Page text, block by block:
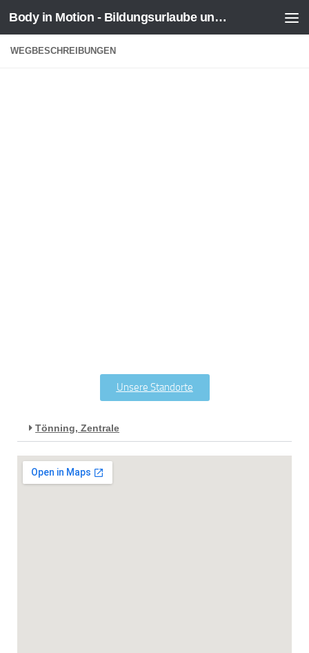
Zum Inhalt springen Body in Motion - Bildungsurlaube und mehr
WEGBESCHREIBUNGEN
Unsere Standorte
Tönning, Zentrale